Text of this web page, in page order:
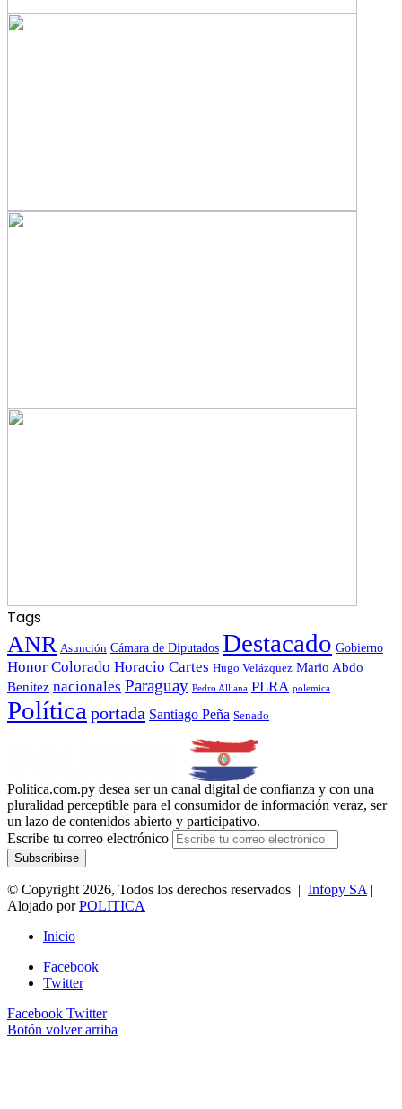
Tags
ANR Asunción Cámara de Diputados Destacado Gobierno
Honor Colorado Horacio Cartes Hugo Velázquez Mario Abdo
Benítez nacionales Paraguay Pedro Alliana PLRA polemica
Política portada Santiago Peña Senado
Politica.com.py desea ser un canal digital de confianza y con una
pluralidad perceptible para el consumidor de información veraz, ser
un lazo de contenidos abierto y participativo.
Escribe tu correo electrónico
© Copyright 2026, Todos los derechos reservados | Infopy SA |
Alojado porPOLITICA
Inicio
Facebook
Twitter
Facebook Twitter
Botón volver arriba